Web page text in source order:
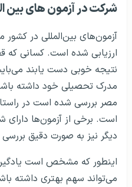
شرکت در آزمون های بین
ارزیابی شده است. کسانی که
نتیجه خوبی دست یابند
مدرک تحصیلی خود داشته
مصر بررسی شده است در
است. برخی از آزمون‌ها
دیگر نیز به صورت دقیق
اینطور که مشخص است
می‌تواند سهم بهتری داشته